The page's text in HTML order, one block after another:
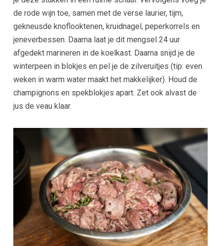
de rode wijn toe, samen met de verse laurier, tijm,
gekneusde knoflooktenen, kruidnagel, peperkorrels en
jeneverbessen. Daarna laat je dit mengsel 24 uur
afgedekt marineren in de koelkast. Daarna snijd je de
winterpeen in blokjes en pel je de zilveruitjes (tip: even
weken in warm water maakt het makkelijker). Houd de
champignons en spekblokjes apart. Zet ook alvast de
jus de veau klaar.